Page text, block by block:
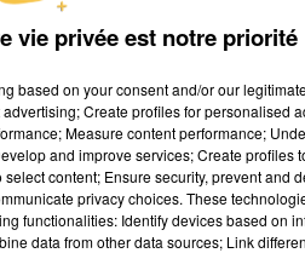
Rose par Brice
vie privée est notre priorité
based on your consent and/or our
Create profiles for personalised
Measure content performance;
and improve services; Create profiles
content; Ensure security, prevent and
privacy choices. These
functionalities: Identify devices based on
data from other data sources; Link